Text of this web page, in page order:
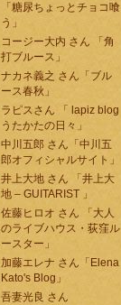
「糖尿ちょっとチョコ喰
う」
コージー大内 さん 「角
打ブルース」
ナカネ義之 さん「ブル
ース春秋」
ラピスさん 「 lapiz blog
うたかたの日々」
中川五郎 さん「中川五
郎オフィシャルサイト」
井上大地 さん 「井上大
地 – GUITARIST 」
佐藤ヒロオ さん 「大人
のライブハウス・荻窪ル
ースター」
加藤エレナ さん「Elena
Kato's Blog」
吾妻光良 さん